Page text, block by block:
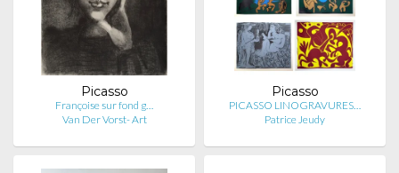
Picasso
Françoise sur fond g…
Van Der Vorst- Art
Picasso
PICASSO LINOGRAVURES…
Patrice Jeudy